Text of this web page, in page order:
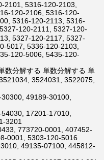
2101, 5316-120-2103,
120-2106, 5316-120-
5316-120-2113, 5316-
120-2111, 5327-120-
5327-120-2117, 5327-
5017, 5336-120-2103,
120-5006, 5435-120-
数分解する 単数分解する 単
3524031, 3522075,
49189-30100,
17201-17010,
3201
773720-0001, 407452-
0001, 5303-120-5016
49135-07100, 445812-